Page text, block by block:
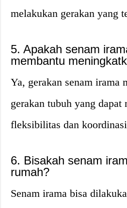
melakukan gerakan yang
5. Apakah senam
membantu
Ya, gerakan senam irama
gerakan tubuh yang dapat
fleksibilitas dan
6. Bisakah senam
rumah?
Senam irama bisa